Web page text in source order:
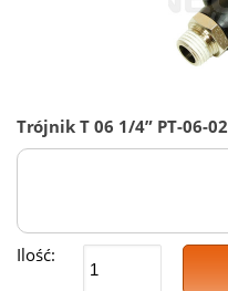
Trójnik T 06 1/4” PT-06-02
Ilość: